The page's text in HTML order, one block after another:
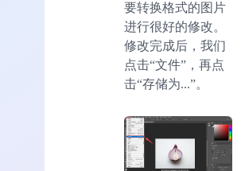
要转换格式的图片
进行很好的修改。
修改完成后，我们
点击“文件”，再点
击“存储为...”。